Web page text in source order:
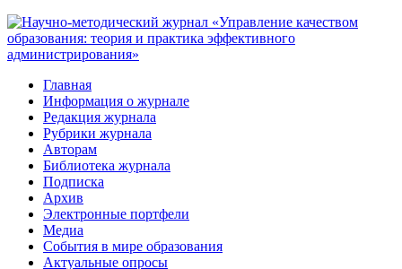
Главная
Информация о журнале
Редакция журнала
Рубрики журнала
Авторам
Библиотека журнала
Подписка
Архив
Электронные портфели
Медиа
События в мире образования
Актуальные опросы